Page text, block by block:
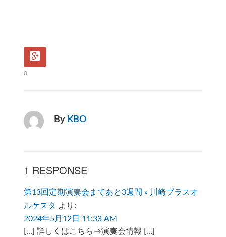
0
By KBO
1 RESPONSE
第13回定期演奏会まであと3週間 » 川崎ブラスオ
ルケスタ より:
2024年5月12日 11:33 AM
[…] 詳しくはこちら→演奏会情報 […]